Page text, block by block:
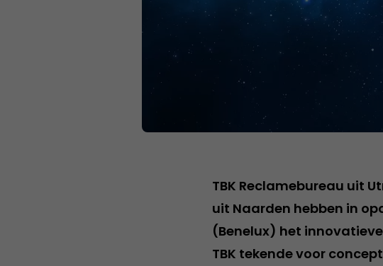
TBK Reclamebureau uit
uit Naarden hebben in
(Benelux) het
TBK tekende voor